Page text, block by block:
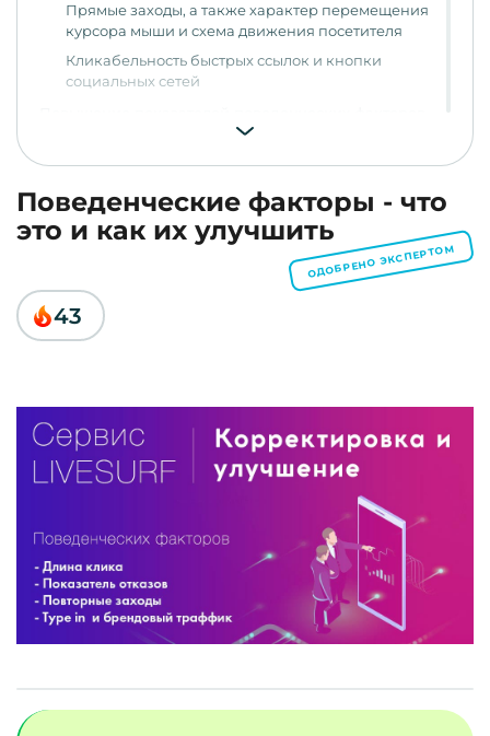
Прямые заходы, а также характер перемещения
курсора мыши и схема движения посетителя
Кликабельность быстрых ссылок и кнопки
социальных сетей
Поведенческие факторы - что
это и как их улучшить
ОДОБРЕНО ЭКСПЕРТОМ
43